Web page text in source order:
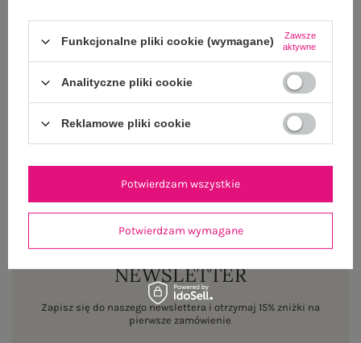
ZWROTY I REKLAMACJE
NEWSLETTER
Zapisz się do naszego newslettera i otrzymaj 15% zniżki na
pierwsze zamówienie
Funkcjonalne pliki cookie (wymagane)
Zawsze
aktywne
Analityczne pliki cookie
Reklamowe pliki cookie
Potwierdzam wymagane
Potwierdzam wszystkie